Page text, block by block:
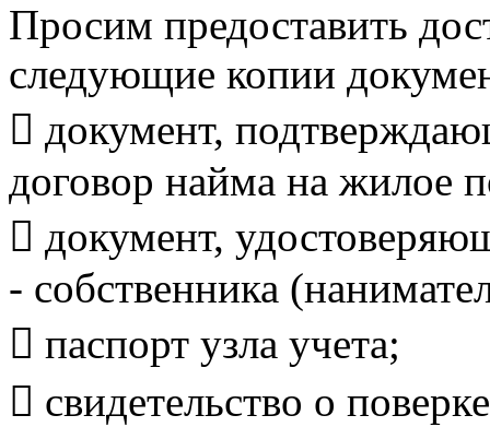
Просим предоставить
следующие копии
 документ,
договор найма на жилое
 документ,
- собственника
 паспорт узла учета;
 свидетельство о